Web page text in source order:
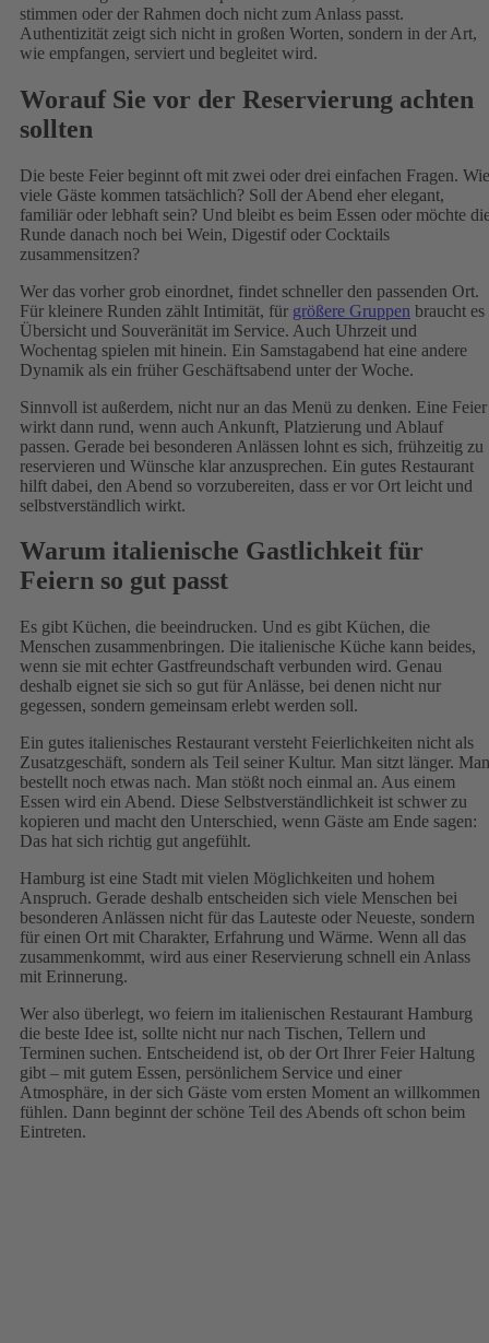
stimmen oder der Rahmen doch nicht zum Anlass passt.
Authentizität zeigt sich nicht in großen Worten, sondern in der Art,
wie empfangen, serviert und begleitet wird.
Worauf Sie vor der Reservierung achten
sollten
Die beste Feier beginnt oft mit zwei oder drei einfachen Fragen. Wie
viele Gäste kommen tatsächlich? Soll der Abend eher elegant,
familiär oder lebhaft sein? Und bleibt es beim Essen oder möchte
Runde danach noch bei Wein, Digestif oder Cocktails
zusammensitzen?
Wer das vorher grob einordnet, findet schneller den passenden Ort.
Für kleinere Runden zählt Intimität, für größere Gruppen braucht es
Übersicht und Souveränität im Service. Auch Uhrzeit und
Wochentag spielen mit hinein. Ein Samstagabend hat eine andere
Dynamik als ein früher Geschäftsabend unter der Woche.
Sinnvoll ist außerdem, nicht nur an das Menü zu denken. Eine Feier
wirkt dann rund, wenn auch Ankunft, Platzierung und Ablauf
passen. Gerade bei besonderen Anlässen lohnt es sich, frühzeitig zu
reservieren und Wünsche klar anzusprechen. Ein gutes Restaurant
hilft dabei, den Abend so vorzubereiten, dass er vor Ort leicht und
selbstverständlich wirkt.
Warum italienische Gastlichkeit für
Feiern so gut passt
Es gibt Küchen, die beeindrucken. Und es gibt Küchen, die
Menschen zusammenbringen. Die italienische Küche kann beides,
wenn sie mit echter Gastfreundschaft verbunden wird. Genau
deshalb eignet sie sich so gut für Anlässe, bei denen nicht nur
gegessen, sondern gemeinsam erlebt werden soll.
Ein gutes italienisches Restaurant versteht Feierlichkeiten nicht als
Zusatzgeschäft, sondern als Teil seiner Kultur. Man sitzt länger. Man
bestellt noch etwas nach. Man stößt noch einmal an. Aus einem
Essen wird ein Abend. Diese Selbstverständlichkeit ist schwer zu
kopieren und macht den Unterschied, wenn Gäste am Ende sagen:
Das hat sich richtig gut angefühlt.
Hamburg ist eine Stadt mit vielen Möglichkeiten und hohem
Anspruch. Gerade deshalb entscheiden sich viele Menschen bei
besonderen Anlässen nicht für das Lauteste oder Neueste, sondern
für einen Ort mit Charakter, Erfahrung und Wärme. Wenn all das
zusammenkommt, wird aus einer Reservierung schnell ein Anlass
mit Erinnerung.
Wer also überlegt, wo feiern im italienischen Restaurant Hamburg
die beste Idee ist, sollte nicht nur nach Tischen, Tellern und
Terminen suchen. Entscheidend ist, ob der Ort Ihrer Feier Haltung
gibt – mit gutem Essen, persönlichem Service und einer
Atmosphäre, in der sich Gäste vom ersten Moment an willkommen
fühlen. Dann beginnt der schöne Teil des Abends oft schon beim
Eintreten.